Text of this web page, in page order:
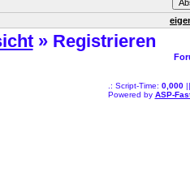
» Registrieren
.: Script-Time: 0,000||
Powered by ASP-